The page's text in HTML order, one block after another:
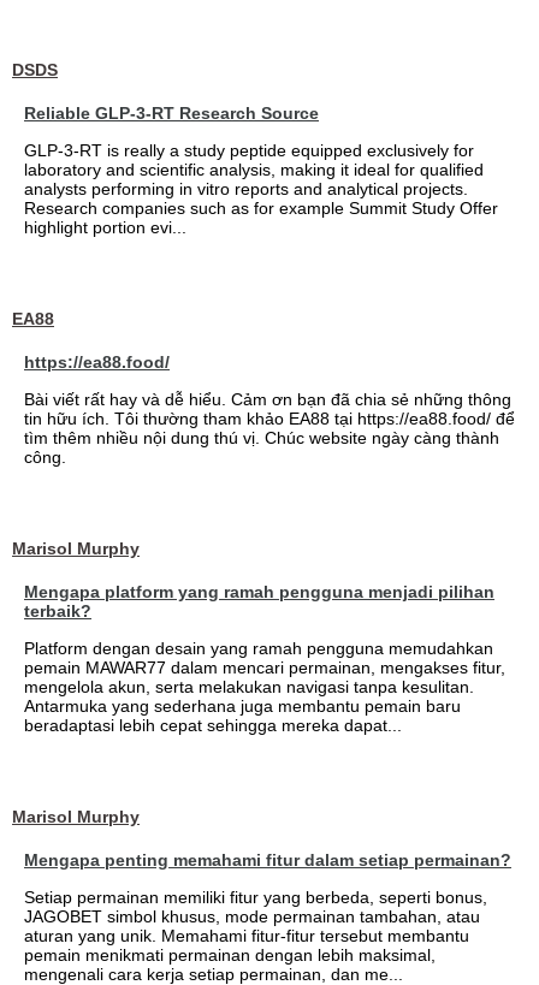
DSDS
Reliable GLP-3-RT Research Source
GLP-3-RT is really a study peptide equipped exclusively for
laboratory and scientific analysis, making it ideal for qualified
analysts performing in vitro reports and analytical projects.
Research companies such as for example Summit Study Offer
highlight portion evi...
EA88
https://ea88.food/
Bài viết rất hay và dễ hiểu. Cảm ơn bạn đã chia sẻ những thông
tin hữu ích. Tôi thường tham khảo EA88 tại https://ea88.food/ để
tìm thêm nhiều nội dung thú vị. Chúc website ngày càng thành
công.
Marisol Murphy
Mengapa platform yang ramah pengguna menjadi pilihan
terbaik?
Platform dengan desain yang ramah pengguna memudahkan
pemain MAWAR77 dalam mencari permainan, mengakses fitur,
mengelola akun, serta melakukan navigasi tanpa kesulitan.
Antarmuka yang sederhana juga membantu pemain baru
beradaptasi lebih cepat sehingga mereka dapat...
Marisol Murphy
Mengapa penting memahami fitur dalam setiap permainan?
Setiap permainan memiliki fitur yang berbeda, seperti bonus,
JAGOBET simbol khusus, mode permainan tambahan, atau
aturan yang unik. Memahami fitur-fitur tersebut membantu
pemain menikmati permainan dengan lebih maksimal,
mengenali cara kerja setiap permainan, dan me...